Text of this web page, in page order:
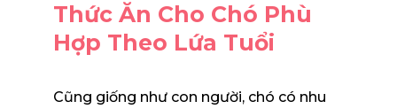
Thức Ăn Cho Chó Phù
Hợp Theo Lứa Tuổi
Cũng giống như con người, chó có nhu